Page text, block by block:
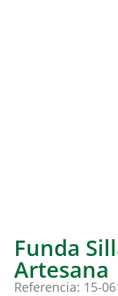
Funda
Artesana
Referencia: 15-